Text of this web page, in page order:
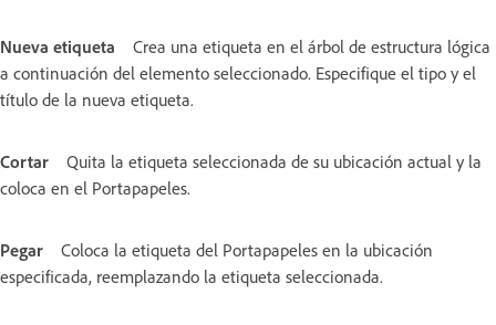
Nueva etiqueta
Crea una etiqueta en el árbol de estructura lógica
a continuación del elemento seleccionado. Especifique el tipo y el
título de la nueva etiqueta.
Cortar
Quita la etiqueta seleccionada de su ubicación actual y la
coloca en el Portapapeles.
Pegar
Coloca la etiqueta del Portapapeles en la ubicación
especificada, reemplazando la etiqueta seleccionada.